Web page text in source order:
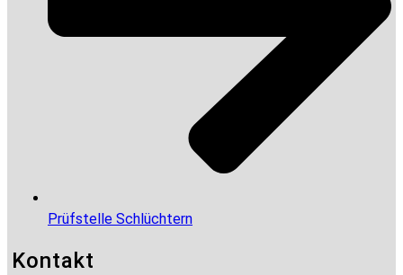
Prüfstelle Schlüchtern
Kontakt